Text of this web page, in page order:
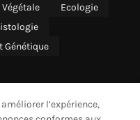
Ecologie
Génétique
l’expérience,